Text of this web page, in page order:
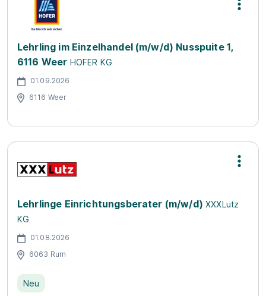
Lehrling im Einzelhandel (m/w/d) Nusspuite 1,
6116 Weer HOFER KG
01.09.2026
6116 Weer
Lehrlinge Einrichtungsberater (m/w/d) XXXLutz
KG
01.08.2026
6063 Rum
Neu